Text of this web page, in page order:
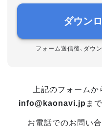
ダウン
フォーム送信後、ダウ
上記のフォームか
info@kaonavi.jp ま
お電話でのお問い